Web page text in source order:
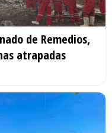
de Remedios,
atrapadas